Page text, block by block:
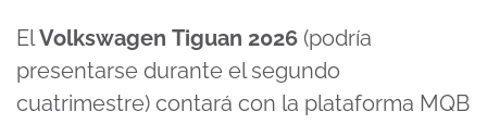
ElVolkswagen Tiguan 2026 (podría
presentarse durante el segundo
cuatrimestre) contará con la plataforma MQB